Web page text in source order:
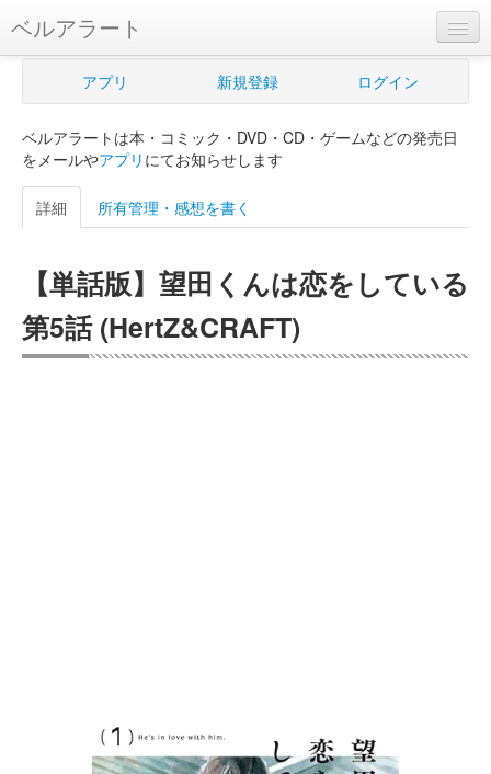
ベルアラート
ベルアラートとは
新規登録
ログイン
購入管理
Myシェルフ
アプリ 新規登録 ログイン
ベルアラートは本・コミック・DVD・CD・ゲームなどの発売日
をメールやアプリ にてお知らせします
詳細 所有管理・感想を書く
【単話版】望田くんは恋をしている
第5話 (HertZ&CRAFT)